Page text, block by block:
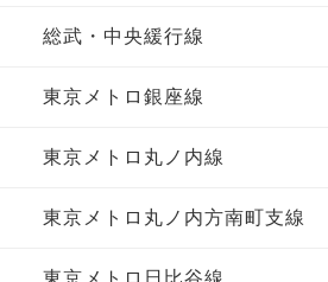
総武・中央緩行線
東京メトロ銀座線
東京メトロ丸ノ内線
東京メトロ丸ノ内方南町支線